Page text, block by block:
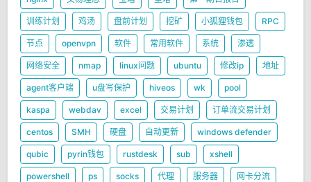
训练计划 鸡汤 盘前计划 挖矿 小狐狸钱包 RPC
节点 openvpn 软件 常用软件 系统 渗透
网络安全 nmap linux问题 ubuntu 修改ip 地址
agent客户端 u盘写保护 hiveos wk pool
kaspa webdav excel 交易计划 订单流交易计划
centos SMH 硬盘 自动更新 windows defender
qubic pyrin钱包 rustdesk sub xshell
powershell ps socks 代理 服务器 网卡分流